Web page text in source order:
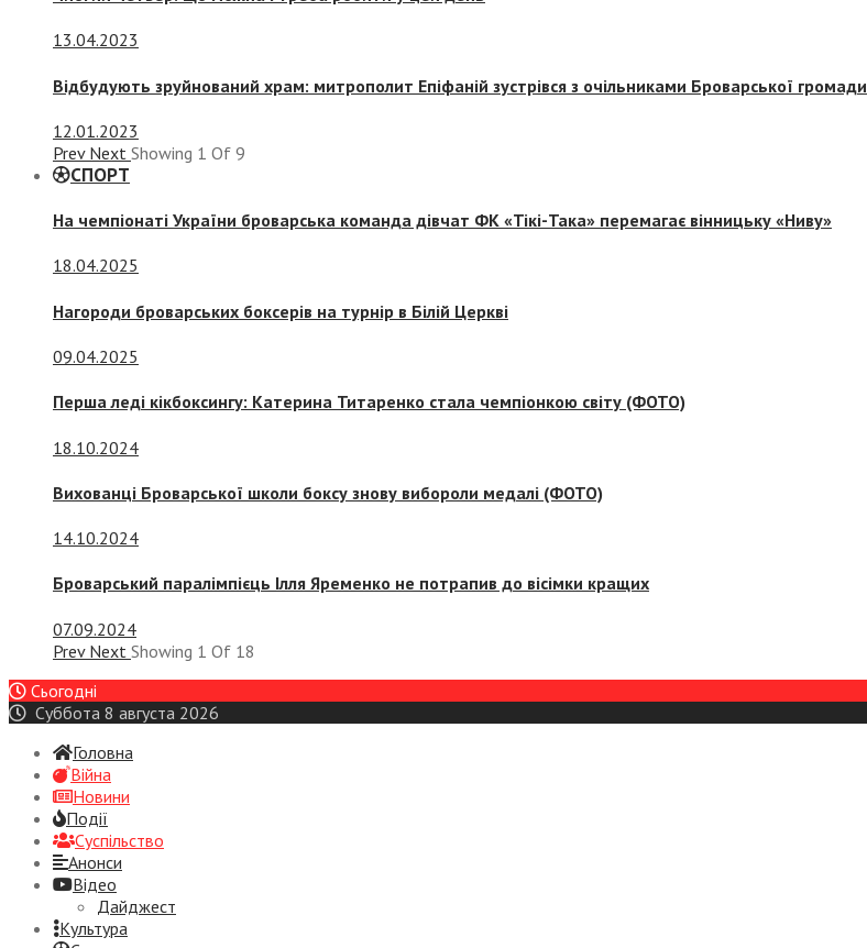
13.04.2023
Відбудують зруйнований храм: митрополит Епіфаній зустрівся з очільниками Броварської громади
12.01.2023
Prev Next Showing 1 Of 9
СПОРТ
На чемпіонаті України броварська команда дівчат ФК «Тікі-Така» перемагає вінницьку «Ниву»
18.04.2025
Нагороди броварських боксерів на турнір в Білій Церкві
09.04.2025
Перша леді кікбоксингу: Катерина Титаренко стала чемпіонкою світу (ФОТО)
18.10.2024
Вихованці Броварської школи боксу знову вибороли медалі (ФОТО)
14.10.2024
Броварський паралімпієць Ілля Яременко не потрапив до вісімки кращих
07.09.2024
Prev Next Showing 1 Of 18
Сьогодні
Суббота 8 августа 2026
Головна
Війна
Новини
Події
Суспiльство
Анонси
Відео
Дайджест
Культура